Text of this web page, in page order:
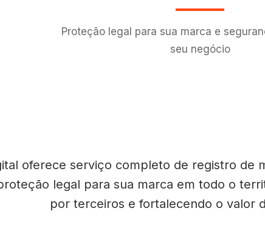
Proteção legal para sua marca e
seu negócio
oferece serviço completo de registro de
legal para sua marca em todo o
por terceiros e fortalecendo o valor